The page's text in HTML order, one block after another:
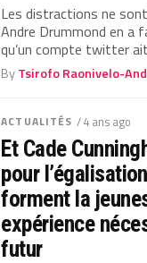
Les distractions ne
Andre Drummond en a
qu’un compte twitter
ByTsirofo Raonivelo-
ACTUALITÉS / 4 ans ago
Et Cade
pour
forment la
expérience
futur